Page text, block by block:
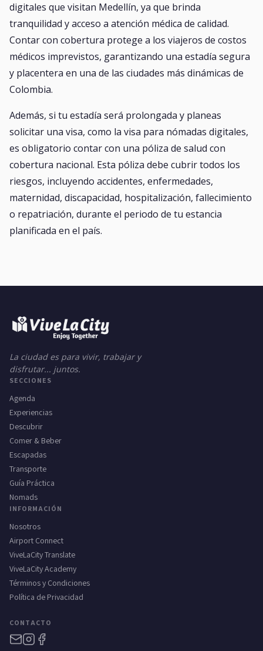
digitales que visitan Medellín, ya que brinda
tranquilidad y acceso a atención médica de calidad.
Contar con cobertura protege a los viajeros de costos
médicos imprevistos, garantizando una estadía segura
y placentera en una de las ciudades más dinámicas de
Colombia.
Además, si tu estadía será prolongada y planeas
solicitar una visa, como la visa para nómadas digitales,
es obligatorio contar con una póliza de salud con
cobertura nacional. Esta póliza debe cubrir todos los
riesgos, incluyendo accidentes, enfermedades,
maternidad, discapacidad, hospitalización, fallecimiento
o repatriación, durante el periodo de tu estancia
planificada en el país.
La ciudad es para vivir, trabajar y
disfrutar... juntos.
SECCIONES
Agenda
Experiencias
Descubrir
Comer & Beber
Escapadas
Transporte
Guía Práctica
Nomads
INFORMACIÓN
Nosotros
Airport Connect
ViveLaCity Translate
ViveLaCity Academy
Términos y Condiciones
Política de Privacidad
CONTACTO